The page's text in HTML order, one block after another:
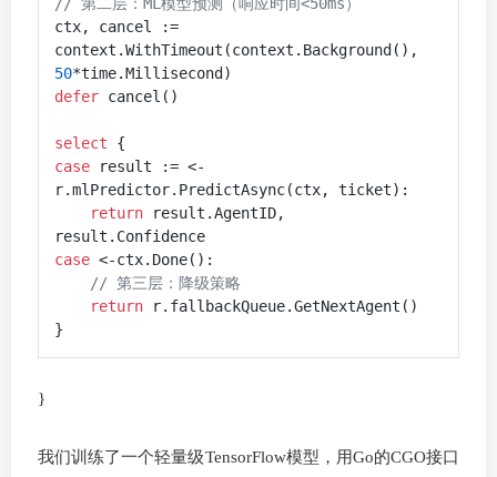
ctx, cancel :=
50
defer cancel()
select
case result := <-
r.mlPredictor.PredictAsync(ctx, ticket):
return result.AgentID,
case <-ctx.Done():
// 第三层：降级策略
return r.fallbackQueue.GetNextAgent()
}
我们训练了一个轻量级TensorFlow模型，用Go的CGO接口